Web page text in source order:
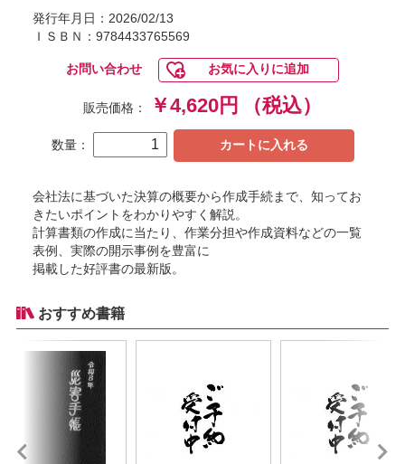
発行年月日：2026/02/13
ＩＳＢＮ：9784433765569
お問い合わせ お気に入りに追加
販売価格： ￥4,620円 （税込）
数量： カートに入れる
会社法に基づいた決算の概要から作成手続まで、知ってお
きたいポイントをわかりやすく解説。
計算書類の作成に当たり、作業分担や作成資料などの一覧
表例、実際の開示事例を豊富に
掲載した好評書の最新版。
おすすめ書籍